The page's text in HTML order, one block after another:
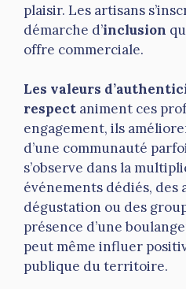
plaisir. Les artisans
démarche d’inclusion
offre commerciale.
Les valeurs
respect animent ces
engagement, ils
d’une communauté
s’observe dans la
événements dédiés, des
dégustation ou des
présence d’une
peut même influer
publique du territoire.